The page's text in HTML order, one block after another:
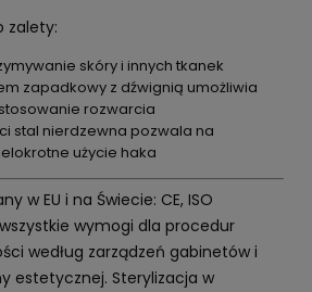
zalety:
skóry i innych tkanek
zapadkowy z dźwignią umożliwia
rozwarcia
stal nierdzewna pozwala na
użycie haka
w EU i na Świecie: CE, ISO
wszystkie wymogi dla procedur
według zarządzeń gabinetów i
estetycznej. Sterylizacja w